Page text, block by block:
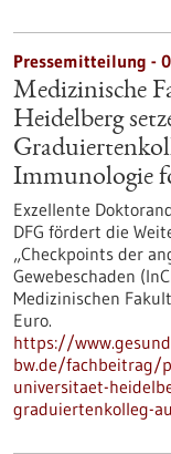
Pressemitteilung -
Medizinische
Heidelberg
Immunologie
Exzellente
DFG fördert die
„Checkpoints der
Gewebeschaden
Medizinischen
Euro.
https://
bw.de/fachbeitrag/
universitaet-
graduiertenkolleg-